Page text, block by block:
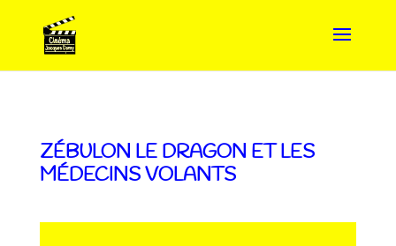
ZÉBULON LE DRAGON ET LES
MÉDECINS VOLANTS